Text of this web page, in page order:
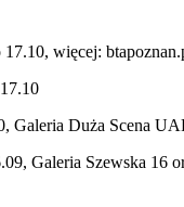
więcej:
Galeria Duża Scena
Galeria Szewska 16